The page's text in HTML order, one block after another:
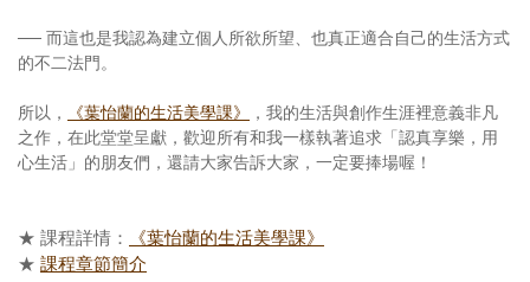
── 而這也是我認為建立個人所欲所望、也真正適合自己的生活方式
的不二法門。
所以， 《葉怡蘭的生活美學課》
，我的生活與創作生涯裡意義非凡
之作，在此堂堂呈獻，歡迎所有和我一樣執著追求「認真享樂，用
心生活」的朋友們，還請大家告訴大家，一定要捧場喔！